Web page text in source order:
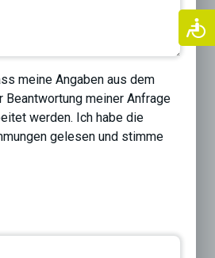
meine Angaben aus dem
Beantwortung meiner Anfrage
werden. Ich habe die
gelesen und stimme